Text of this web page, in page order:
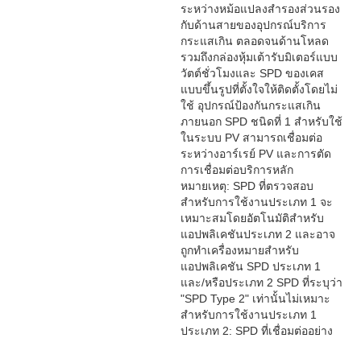
ระหว่างหม้อแปลงสำรองส่วนรอง
กับด้านสายของอุปกรณ์บริการ
กระแสเกิน ตลอดจนด้านโหลด
รวมถึงกล่องหุ้มเต้ารับมิเตอร์แบบ
วัตต์ชั่วโมงและ SPD ของเคส
แบบขึ้นรูปที่ตั้งใจให้ติดตั้งโดยไม่
ใช้ อุปกรณ์ป้องกันกระแสเกิน
ภายนอก SPD ชนิดที่ 1 สำหรับใช้
ในระบบ PV สามารถเชื่อมต่อ
ระหว่างอาร์เรย์ PV และการตัด
การเชื่อมต่อบริการหลัก
หมายเหตุ: SPD ที่ตรวจสอบ
สำหรับการใช้งานประเภท 1 จะ
เหมาะสมโดยอัตโนมัติสำหรับ
แอปพลิเคชันประเภท 2 และอาจ
ถูกทำเครื่องหมายสำหรับ
แอปพลิเคชัน SPD ประเภท 1
และ/หรือประเภท 2 SPD ที่ระบุว่า
"SPD Type 2" เท่านั้นไม่เหมาะ
สำหรับการใช้งานประเภท 1
ประเภท 2: SPD ที่เชื่อมต่ออย่าง